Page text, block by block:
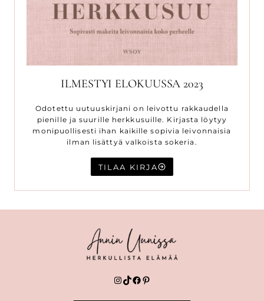
ILMESTYI ELOKUUSSA 2023
Odotettu uutuuskirjani on leivottu rakkaudella
pienille ja suurille herkkusuille. Kirjasta löytyy
monipuollisesti ihan kaikille sopivia leivonnaisia
ilman lisättyä valkoista sokeria.
TILAA KIRJA
Instagram
TikTok
Facebook
Pinterest